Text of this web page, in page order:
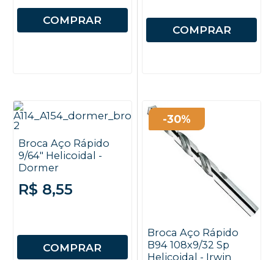
COMPRAR
COMPRAR
Broca Aço Rápido
9/64" Helicoidal -
Dormer
R$ 8,55
COMPRAR
Broca Aço Rápido
B94 108x9/32 Sp
Helicoidal - Irwin
-30%